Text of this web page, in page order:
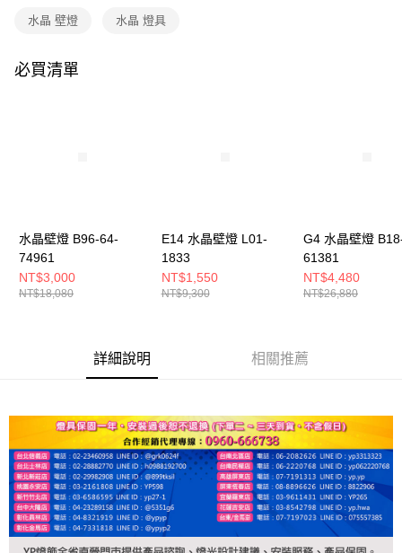
是否繳費成功／繳費後需取消欲退款等相關疑問，請聯繫「AFTEE先享後付
【注意事項】
時審查核予不同之上限額度；若仍有額度不足之情形，本公司將視審查結果
請求用戶進行身份認證。
恩沛科技股份有限公司將有權停止該用戶之使用額度並採取法律行動。
水晶 壁燈 水晶 燈具
必買清單
水晶壁燈 B96-64-
74961
NT$3,000
NT$18,080
E14 水晶壁燈 L01-
1833
NT$1,550
NT$9,300
G4 水晶壁燈
61381
NT$4,480
NT$26,880
詳細說明 相關推薦